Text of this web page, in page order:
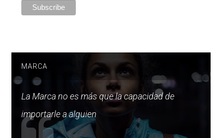
MARCA
La Marca no es más que la capacidad de
importarle a alguien